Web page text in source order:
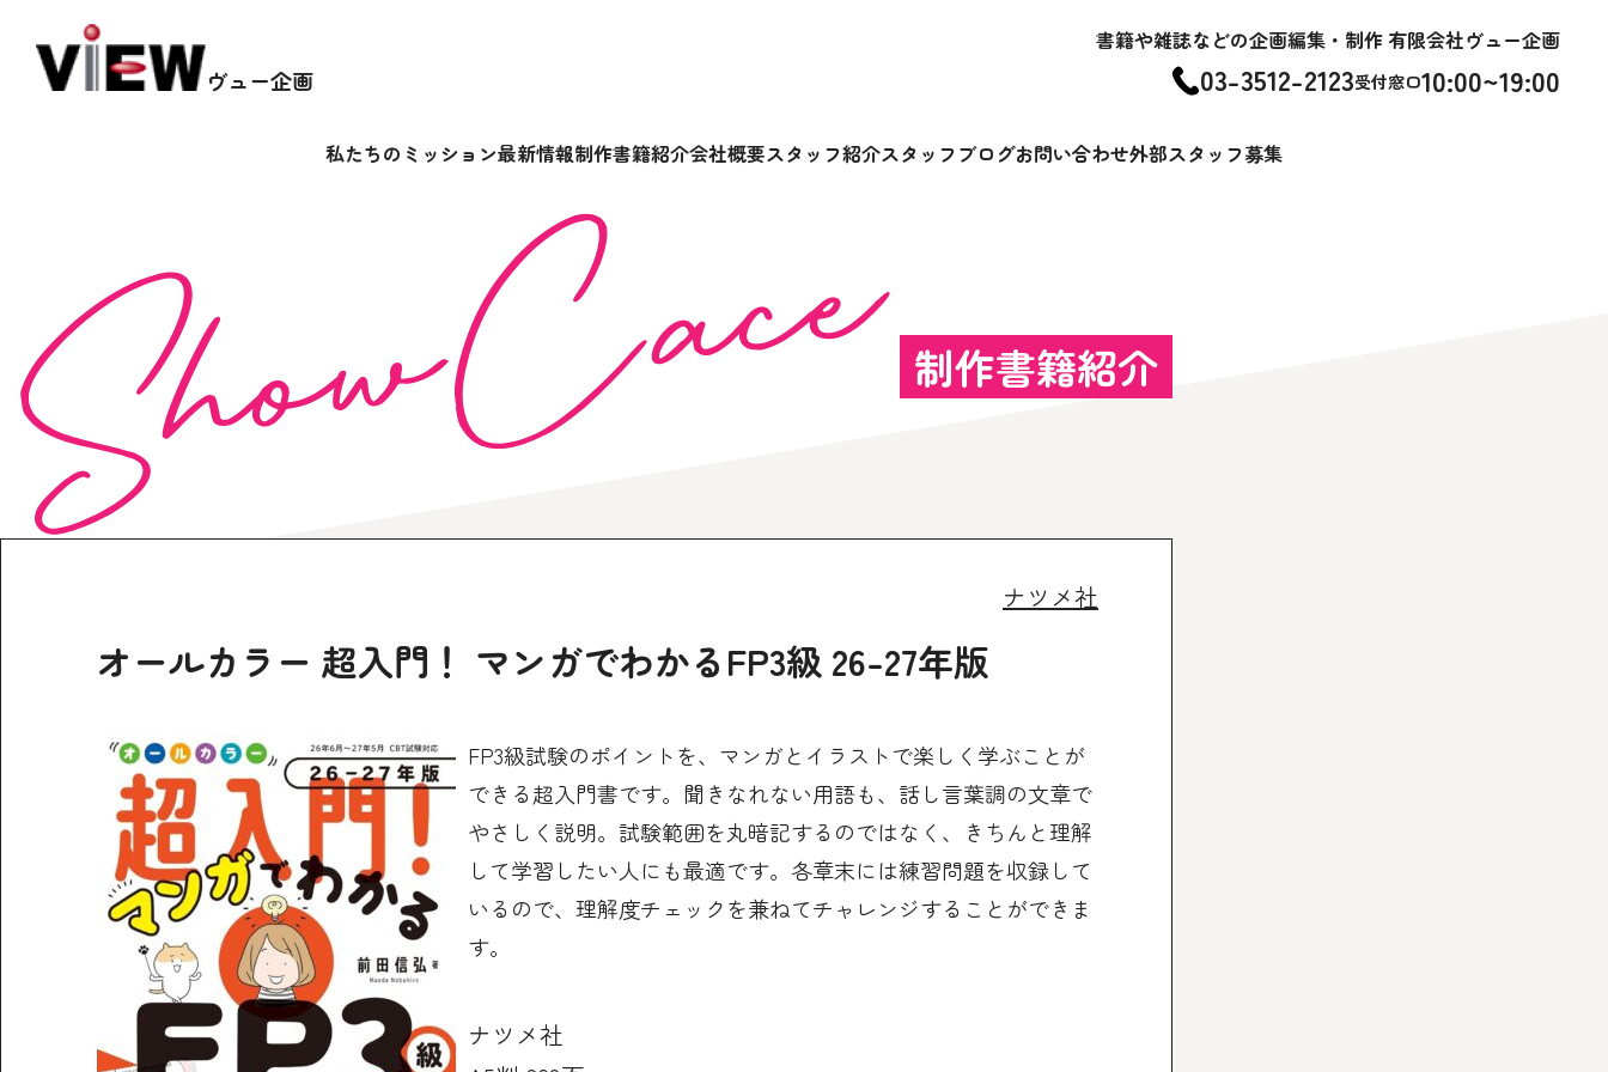
書籍や雑誌などの企画編集・制作 有限会社ヴュー企画
ヴュー企画
私たちのミッション最新情報制作書籍紹介会社概要スタッフ紹介スタッフブログお問い合わせ外部スタッフ募集
03-3512-2123受付窓口10:00~19:00
制作書籍紹介
ナツメ社
オールカラー 超入門！ マンガでわかるFP3級 26-27年版
FP3級試験のポイントを、マンガとイラストで楽しく学ぶことが
できる超入門書です。聞きなれない用語も、話し言葉調の文章で
やさしく説明。試験範囲を丸暗記するのではなく、きちんと理解
して学習したい人にも最適です。各章末には練習問題を収録して
いるので、理解度チェックを兼ねてチャレンジすることができま
す。
ナツメ社